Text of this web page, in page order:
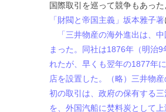
国際取引を巡って競争もあった
「財閥と帝国主義」坂本雅子著
「三井物産の海外進出は、
まった。同社は1876年（明治9
れたが、早くも翌年の1877年
店を設置した。（略）三井物
初の取引は、政府の保有する
を、外国汽船に焚料炭として